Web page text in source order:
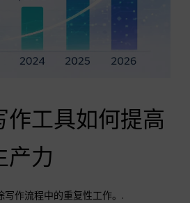
作工具如何提高
产力
写作流程中的重复性工作。.